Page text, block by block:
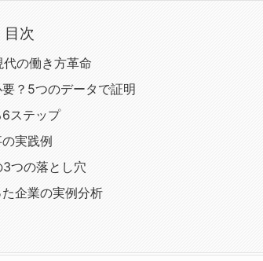
目次
の働き方革命
？5つのデータで証明
ステップ
実践例
つの落とし穴
企業の実例分析